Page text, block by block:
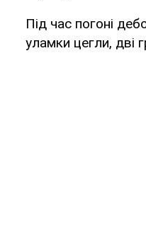
Під час погоні
уламки цегли, дві